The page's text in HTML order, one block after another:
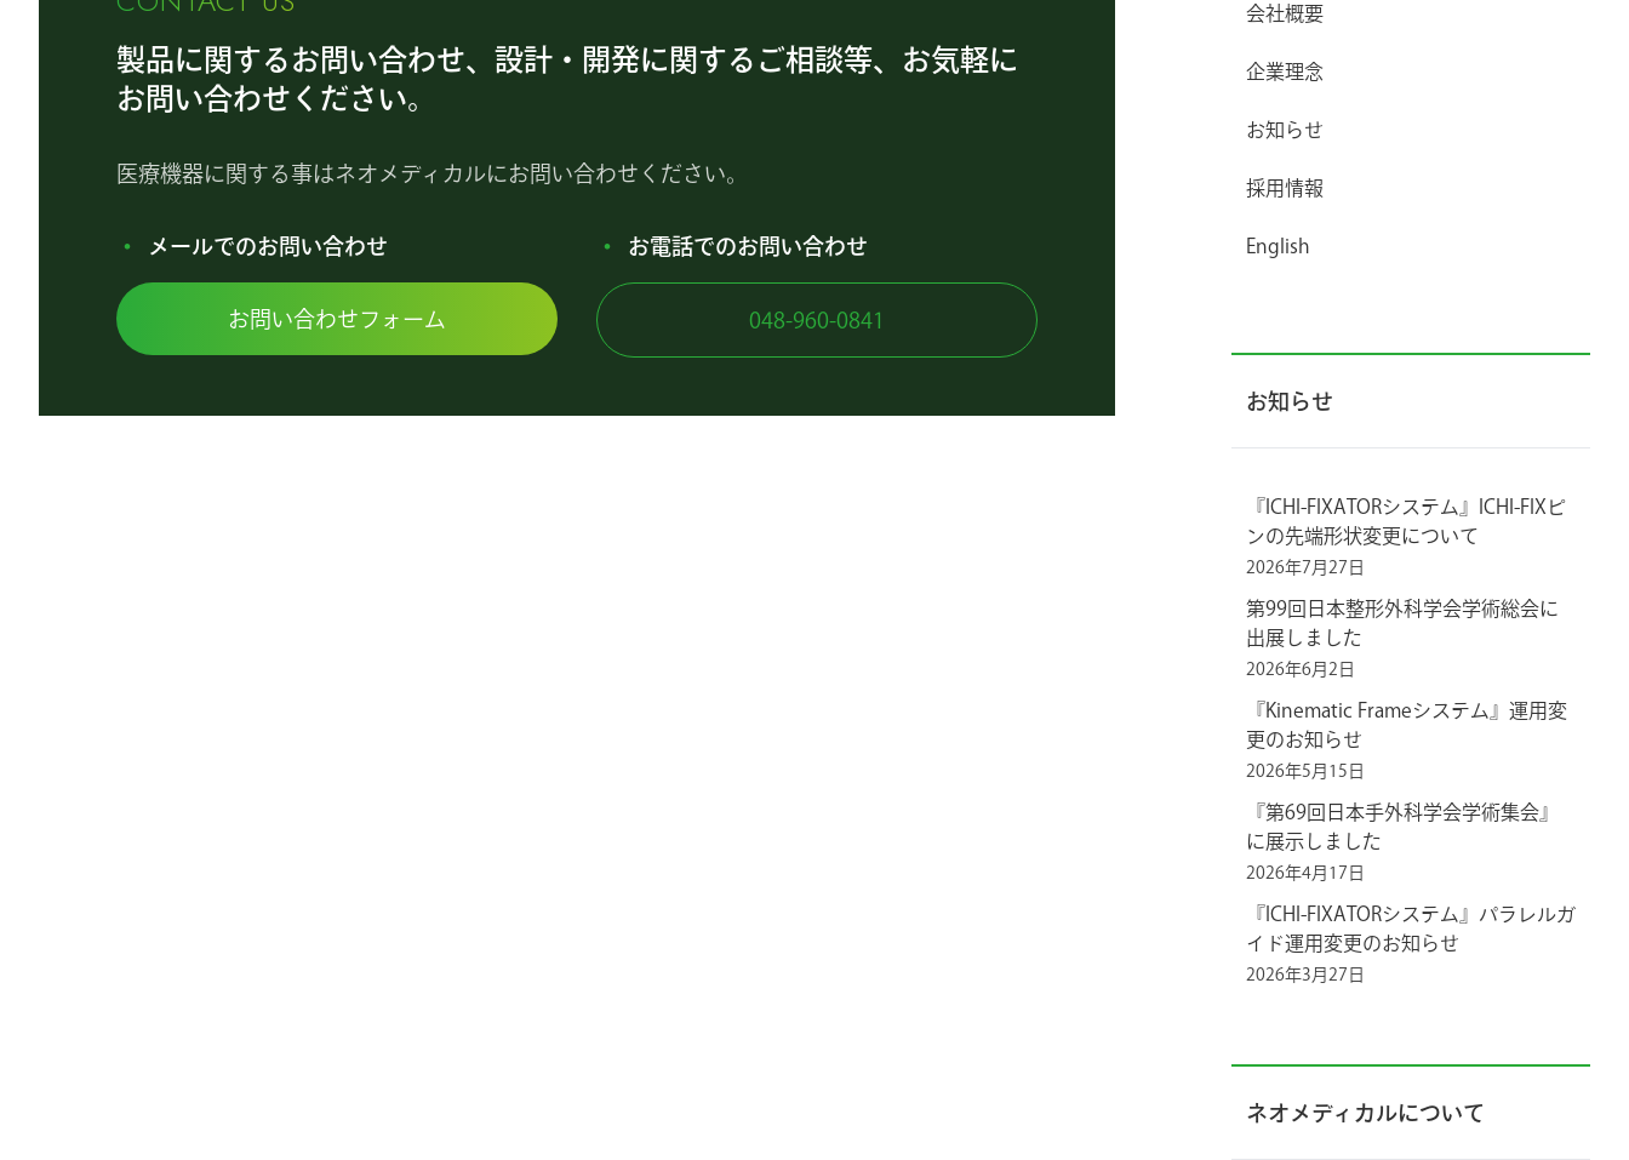
製品に関するお問い合わせ、設計・開発に関するご相談等、お気軽に
お問い合わせください。
医療機器に関する事はネオメディカルにお問い合わせください。
メールでのお問い合わせ
お問い合わせフォーム
お電話でのお問い合わせ
048-960-0841
会社概要
企業理念
お知らせ
採用情報
English
お知らせ
『ICHI-FIXATORシステム』ICHI-FIXピ
ンの先端形状変更について
2026年7月27日
第99回日本整形外科学会学術総会に
出展しました
2026年6月2日
『Kinematic Frameシステム』運用変
更のお知らせ
2026年5月15日
『第69回日本手外科学会学術集会』
に展示しました
2026年4月17日
『ICHI-FIXATORシステム』パラレルガ
イド運用変更のお知らせ
2026年3月27日
ネオメディカルについて